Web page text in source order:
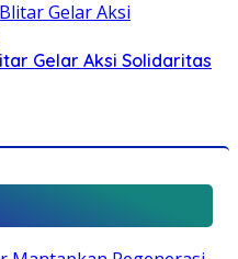
Gelar Aksi Solidaritas